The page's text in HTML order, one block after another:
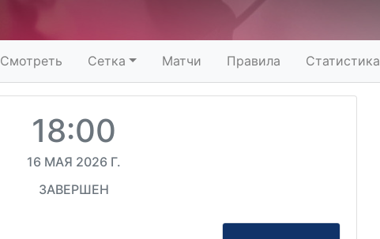
Смотреть Сетка Матчи Правила Статистика
18:00
16 МАЯ 2026 Г.
ЗАВЕРШЕН